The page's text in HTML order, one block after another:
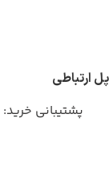
پل ارتباطی
پشتیبانی خرید: